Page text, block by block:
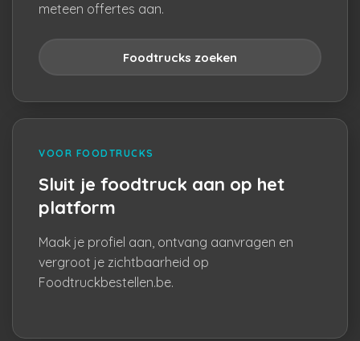
meteen offertes aan.
Foodtrucks zoeken
VOOR FOODTRUCKS
Sluit je foodtruck aan op het
platform
Maak je profiel aan, ontvang aanvragen en
vergroot je zichtbaarheid op
Foodtruckbestellen.be.